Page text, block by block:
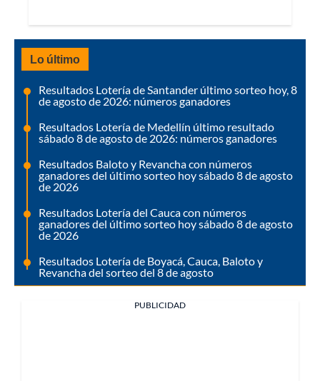
Lo último
Resultados Lotería de Santander último sorteo hoy, 8
de agosto de 2026: números ganadores
Resultados Lotería de Medellín último resultado
sábado 8 de agosto de 2026: números ganadores
Resultados Baloto y Revancha con números
ganadores del último sorteo hoy sábado 8 de agosto
de 2026
Resultados Lotería del Cauca con números
ganadores del último sorteo hoy sábado 8 de agosto
de 2026
Resultados Lotería de Boyacá, Cauca, Baloto y
Revancha del sorteo del 8 de agosto
PUBLICIDAD